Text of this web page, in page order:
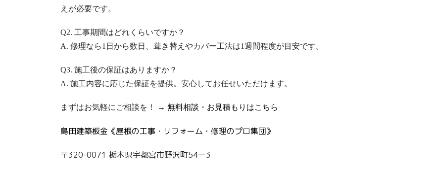
えが必要です。
Q2. 工事期間はどれくらいですか？
A. 修理なら1日から数日、葺き替えやカバー工法は1週間程度が目安です。
Q3. 施工後の保証はありますか？
A. 施工内容に応じた保証を提供。安心してお任せいただけます。
まずはお気軽にご相談を！ → 無料相談・お見積もりはこちら
島田建築板金《屋根の工事・リフォーム・修理のプロ集団》
〒320-0071 栃木県宇都宮市野沢町54ー3